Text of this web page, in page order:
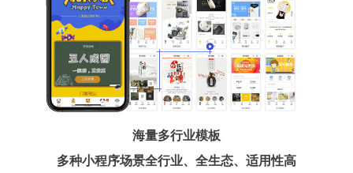
海量多行业模板
多种小程序场景全行业、全生态、适用性高